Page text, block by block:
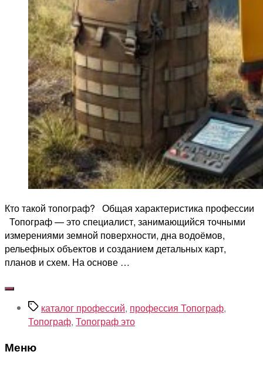
Кто такой топограф? Общая характеристика профессии
Топограф — это специалист, занимающийся точными
измерениями земной поверхности, дна водоёмов,
рельефных объектов и созданием детальных карт,
планов и схем. На основе …
Меткикаталог профессий, профессия Топограф,
Топограф, Топограф это
Меню